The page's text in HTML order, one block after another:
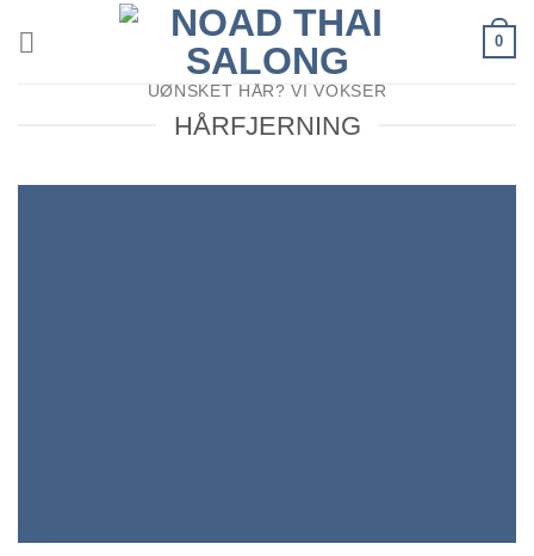
0
UØNSKET HÅR? VI VOKSER
HÅRFJERNING